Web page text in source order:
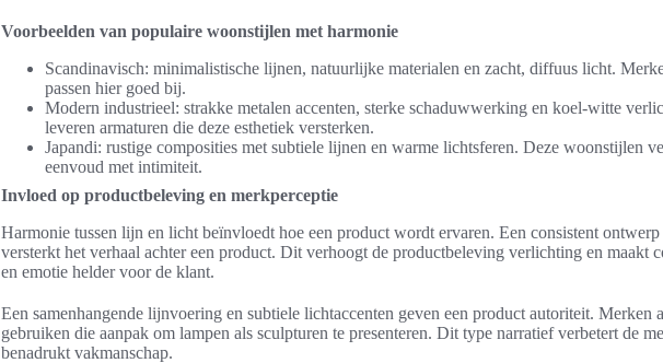
Voorbeelden van populaire woonstijlen met harmonie
Scandinavisch: minimalistische lijnen, natuurlijke materialen en zacht, diffuus licht.
passen hier goed bij.
Modern industrieel: strakke metalen accenten, sterke schaduwwerking en koel-witte
leveren armaturen die deze esthetiek versterken.
Japandi: rustige composities met subtiele lijnen en warme lichtsferen. Deze woonstijlen
eenvoud met intimiteit.
Invloed op productbeleving en merkperceptie
Harmonie tussen lijn en licht beïnvloedt hoe een product wordt ervaren. Een consistent
versterkt het verhaal achter een product. Dit verhoogt de productbeleving verlichting en maakt
en emotie helder voor de klant.
Een samenhangende lijnvoering en subtiele lichtaccenten geven een product autoriteit. Merken
gebruiken die aanpak om lampen als sculpturen te presenteren. Dit type narratief verbetert de
benadrukt vakmanschap.